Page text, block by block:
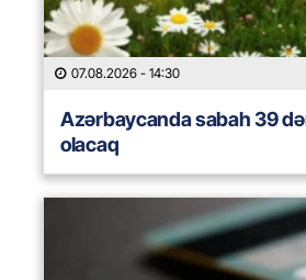
07.08.2026 - 14:30
Azərbaycanda sabah 39
olacaq